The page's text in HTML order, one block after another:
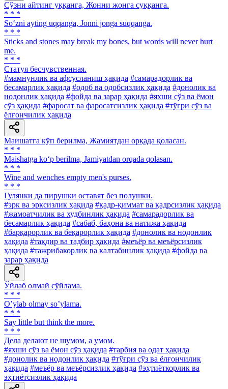
Сўзни айтинг уққанга, Жонни жонга суққанга.
* * *
So‘zni ayting uqqanga, Jonni jonga suqqanga.
* * *
Sticks and stones may break my bones, but words will never hurt
me.
* * *
Статуя бесчувственная.
#мамнунлик ва афсусланиш ҳақида #самарадорлик ва
бесамарлик ҳақида #одоб ва одобсизлик ҳақида #донолик ва
нодонлик ҳақида #фойда ва зарар ҳақида #яхши сўз ва ёмон
сўз ҳақида #фаросат ва фаросатсизлик ҳақида #тўғри сўз ва
ёлғончилик ҳақида
Маишатга кўп берилма, Жамиятдан орқада қоласан.
* * *
Maishatga ko‘p berilma, Jamiyatdan orqada qolasan.
* * *
Wine and wenches empty men's purses.
* * *
Гулянки да пирушки оставят без полушки.
#эрк ва эрксизлик ҳақида #қадр-қиммат ва қадрсизлик ҳақида
#жамоатчилик ва худбинлик ҳақида #самарадорлик ва
бесамарлик ҳақида #сабаб, баҳона ва натижа ҳақида
#барқарорлик ва беқарорлик ҳақида #донолик ва нодонлик
ҳақида #тақдир ва тадбир ҳақида #меъёр ва меъёрсизлик
ҳақида #тажрибакорлик ва калтабинлик ҳақида #фойда ва
зарар ҳақида
Ўйлаб олмай сўйлама.
* * *
Oʼylab olmay soʼylama.
* * *
Say little but think the more.
* * *
Дела делают не шумом, а умом.
#яхши сўз ва ёмон сўз ҳақида #тарбия ва одат ҳақида
#донолик ва нодонлик ҳақида #тўғри сўз ва ёлғончилик
ҳақида #меъёр ва меъёрсизлик ҳақида #эҳтиёткорлик ва
эҳтиётсизлик ҳақида